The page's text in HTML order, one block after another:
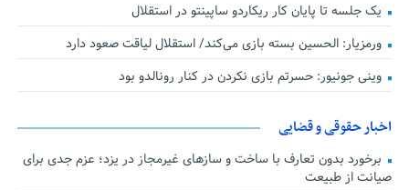
یک جلسه تا پایان کار ریکاردو ساپینتو در استقلال
ورمزیار: الحسین بسته بازی می‌کند/ استقلال لیاقت صعود دارد
وینی جونیور: حسرتم بازی نکردن در کنار رونالدو بود
اخبار حقوقی و قضایی
برخورد بدون تعارف با ساخت‌ و سازهای غیرمجاز در یزد؛ عزم جدی برای
صیانت از طبیعت